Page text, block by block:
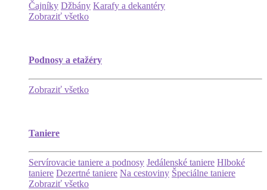
Čajníky Džbány Karafy a dekantéry
Zobraziť všetko
Podnosy a etažéry
Zobraziť všetko
Taniere
Servírovacie taniere a podnosy Jedálenské taniere Hlboké
taniere Dezertné taniere Na cestoviny Špeciálne taniere
Zobraziť všetko